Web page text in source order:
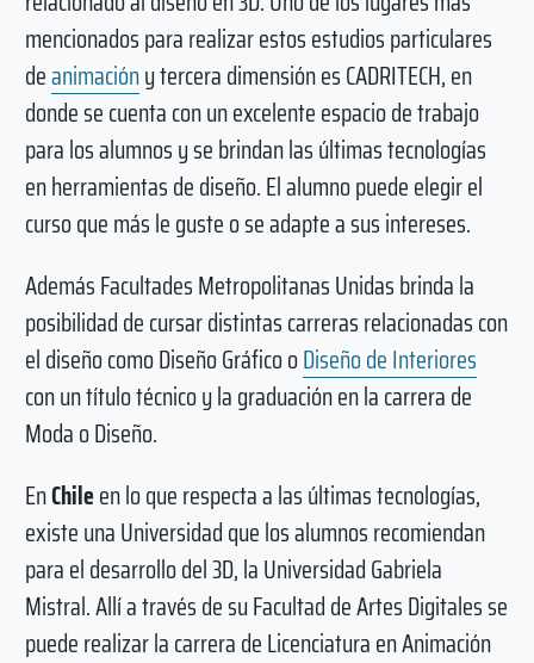
mencionados para realizar estos estudios particulares
deanimacióny tercera dimensión es CADRITECH, en
donde se cuenta con un excelente espacio de trabajo
para los alumnos y se brindan las últimas tecnologías
en herramientas de diseño. El alumno puede elegir el
curso que más le guste o se adapte a sus intereses.
Además Facultades Metropolitanas Unidas brinda la
posibilidad de cursar distintas carreras relacionadas con
el diseño como Diseño Gráfico oDiseño de Interiores
con un título técnico y la graduación en la carrera de
Moda o Diseño.
EnChileen lo que respecta a las últimas tecnologías,
existe una Universidad que los alumnos recomiendan
para el desarrollo del 3D, la Universidad Gabriela
Mistral. Allí a través de su Facultad de Artes Digitales se
puede realizar la carrera de Licenciatura en Animación